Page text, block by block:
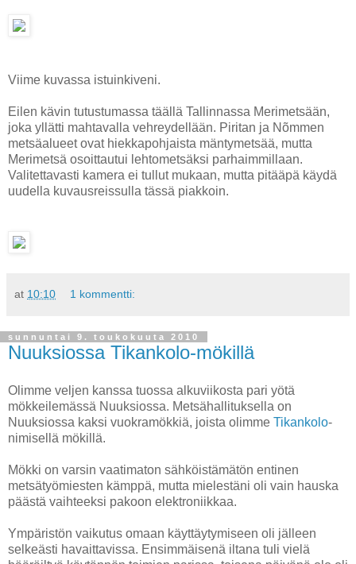
Viime kuvassa istuinkiveni.
Eilen kävin tutustumassa täällä Tallinnassa Merimetsään,
joka yllätti mahtavalla vehreydellään. Piritan ja Nõmmen
metsäalueet ovat hiekkapohjaista mäntymetsää, mutta
Merimetsä osoittautui lehtometsäksi parhaimmillaan.
Valitettavasti kamera ei tullut mukaan, mutta pitääpä käydä
uudella kuvausreissulla tässä piakkoin.
at 10:10 1 kommentti:
sunnuntai 9. toukokuuta 2010
Nuuksiossa Tikankolo-mökillä
Olimme veljen kanssa tuossa alkuviikosta pari yötä
mökkeilemässä Nuuksiossa. Metsähallituksella on
Nuuksiossa kaksi vuokramökkiä, joista olimme Tikankolo-
nimisellä mökillä.
Mökki on varsin vaatimaton sähköistämätön entinen
metsätyömiesten kämppä, mutta mielestäni oli vain hauska
päästä vaihteeksi pakoon elektroniikkaa.
Ympäristön vaikutus omaan käyttäytymiseen oli jälleen
selkeästi havaittavissa. Ensimmäisenä iltana tuli vielä